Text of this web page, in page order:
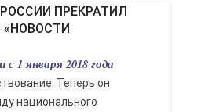
1 января 2018 года
Теперь он
национального